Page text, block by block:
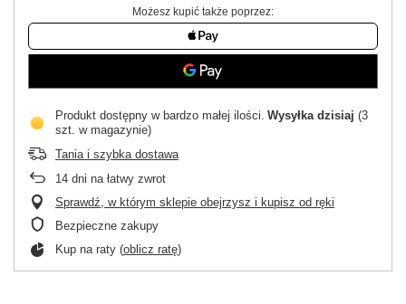
Możesz kupić także poprzez:
Produkt dostępny w bardzo małej ilości Wysyłka dzisiaj (3
szt. w magazynie)
Tania i szybka dostawa
14 dni na łatwy zwrot
Sprawdź, w którym sklepie obejrzysz i kupisz od ręki
Bezpieczne zakupy
Kup na raty (oblicz ratę)